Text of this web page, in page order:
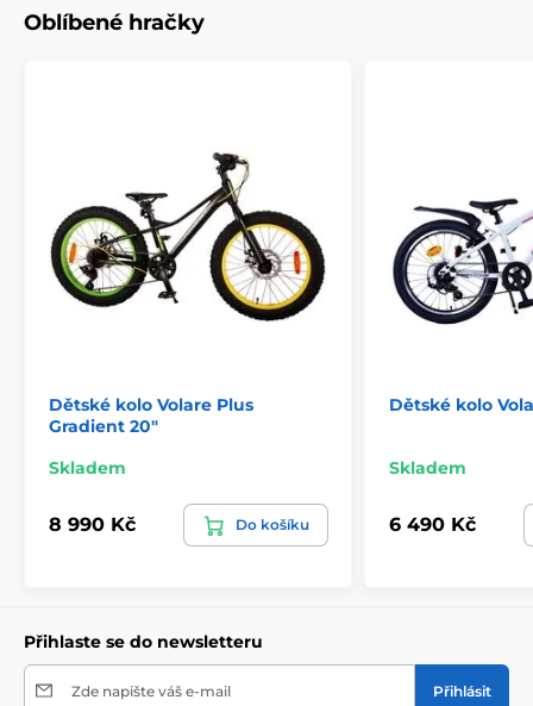
Oblíbené hračky
Dětské kolo Volare Plus
Gradient 20"
Skladem
8 990 Kč Do košíku
Dětské kolo
Skladem
6 490 Kč
Přihlaste se do newsletteru
Zde napište váš e-mail Přihlásit